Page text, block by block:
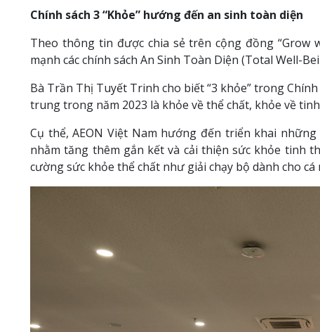
Chính sách 3 “Khỏe” hướng đến an sinh toàn diện
Theo thông tin được chia sẻ trên cộng đồng “Grow
mạnh các chính sách An Sinh Toàn Diện (Total Well-
Bà Trần Thị Tuyết Trinh cho biết “3 khỏe” trong
trung trong năm 2023 là khỏe về thể chất, khỏe về
Cụ thể, AEON Việt Nam hướng đến triển khai
nhằm tăng thêm gắn kết và cải thiện sức khỏe tinh
cường sức khỏe thể chất như giải chạy bộ dành cho